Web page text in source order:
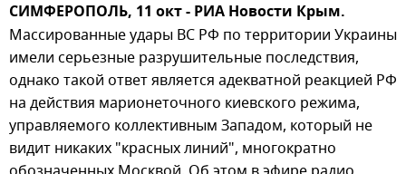
СИМФЕРОПОЛЬ, 11 окт - РИА Новости Крым.
Массированные удары ВС РФ по территории Украины
имели серьезные разрушительные последствия,
однако такой ответ является адекватной реакцией РФ
на действия марионеточного киевского режима,
управляемого коллективным Западом, который не
видит никаких "красных линий", многократно